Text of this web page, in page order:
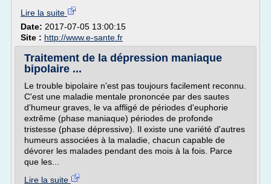
Lire la suite
Date: 2017-07-05 13:00:15
Site : http://www.e-sante.fr
Traitement de la dépression maniaque
bipolaire ...
Le trouble bipolaire n'est pas toujours facilement reconnu.
C'est une maladie mentale prononcée par des sautes
d'humeur graves, le va affligé de périodes d'euphorie
extrême (phase maniaque) périodes de profonde
tristesse (phase dépressive). Il existe une variété d'autres
humeurs associées à la maladie, chacun capable de
dévorer les malades pendant des mois à la fois. Parce
que les...
Lire la suite